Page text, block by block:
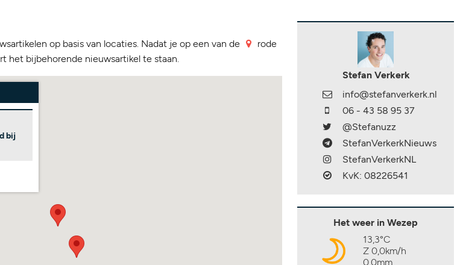
op basis van locaties. Nadat je op een van de
rode
het bijbehorende nieuwsartikel te staan.
bij
Stefan Verkerk
info@stefanverkerk.nl
06 - 43 58 95 37
@Stefanuzz
StefanVerkerkNieuws
StefanVerkerkNL
KvK: 08226541
Het weer in Wezep
13,3°C
Z 0,0km/h
0,0mm